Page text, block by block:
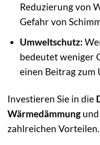
Reduzierung von
Gefahr von
Umweltschutz:
bedeutet weniger
einen Beitrag zum
Investieren Sie in die
Wärmedämmung
zahlreichen Vorteilen.